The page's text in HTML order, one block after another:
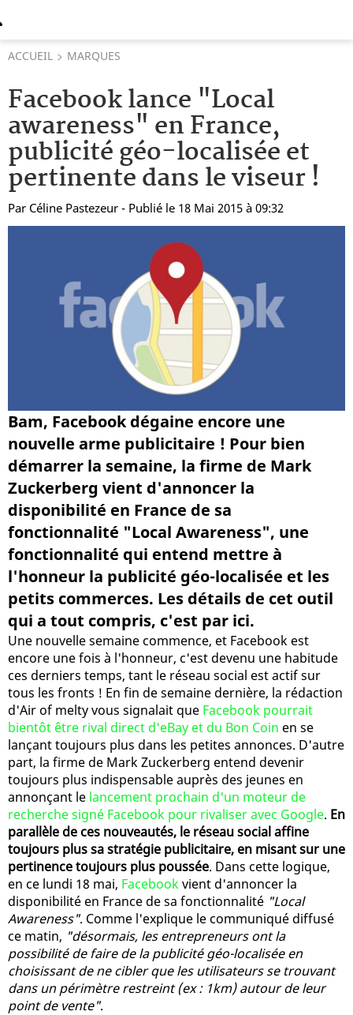
ACCUEIL MARQUES
Facebook lance "Local
awareness" en France,
publicité géo-localisée et
pertinente dans le viseur !
Par Céline Pastezeur - Publié le 18 Mai 2015 à 09:32
Bam, Facebook dégaine encore une
nouvelle arme publicitaire ! Pour bien
démarrer la semaine, la firme de Mark
Zuckerberg vient d'annoncer la
disponibilité en France de sa
fonctionnalité "Local Awareness", une
fonctionnalité qui entend mettre à
l'honneur la publicité géo-localisée et les
petits commerces. Les détails de cet outil
qui a tout compris, c'est par ici.
Une nouvelle semaine commence, et Facebook est
encore une fois à l'honneur, c'est devenu une habitude
ces derniers temps, tant le réseau social est actif sur
tous les fronts ! En fin de semaine dernière, la rédaction
d'Air of melty vous signalait que Facebook pourrait
bientôt être rival direct d'eBay et du Bon Coin en se
lançant toujours plus dans les petites annonces. D'autre
part, la firme de Mark Zuckerberg entend devenir
toujours plus indispensable auprès des jeunes en
annonçant le lancement prochain d'un moteur de
recherche signé Facebook pour rivaliser avec Google. En
parallèle de ces nouveautés, le réseau social affine
toujours plus sa stratégie publicitaire, en misant sur une
pertinence toujours plus poussée. Dans cette logique,
en ce lundi 18 mai, Facebookvient d'annoncer la
disponibilité en France de sa fonctionnalité "Local
Awareness". Comme l'explique le communiqué diffusé
ce matin, "désormais, les entrepreneurs ont la
possibilité de faire de la publicité géo-localisée en
choisissant de ne cibler que les utilisateurs se trouvant
dans un périmètre restreint (ex : 1km) autour de leur
point de vente".